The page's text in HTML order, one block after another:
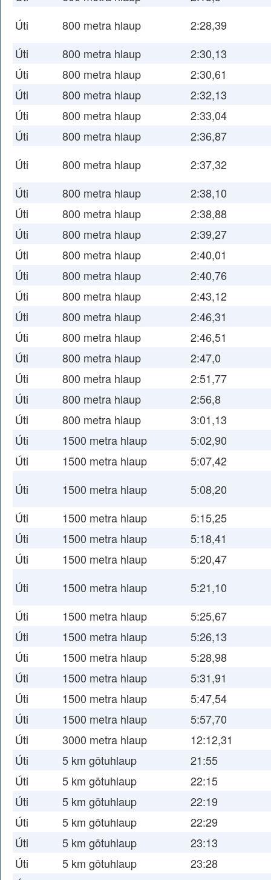
Úti
800 metra hlaup
2:28,39
Úti
800 metra hlaup
2:30,13
Úti
800 metra hlaup
2:30,61
Úti
800 metra hlaup
2:32,13
Úti
800 metra hlaup
2:33,04
Úti
800 metra hlaup
2:36,87
Úti
800 metra hlaup
2:37,32
Úti
800 metra hlaup
2:38,10
Úti
800 metra hlaup
2:38,88
Úti
800 metra hlaup
2:39,27
Úti
800 metra hlaup
2:40,01
Úti
800 metra hlaup
2:40,76
Úti
800 metra hlaup
2:43,12
Úti
800 metra hlaup
2:46,31
Úti
800 metra hlaup
2:46,51
Úti
800 metra hlaup
2:47,0
Úti
800 metra hlaup
2:51,77
Úti
800 metra hlaup
2:56,8
Úti
800 metra hlaup
3:01,13
Úti
1500 metra hlaup
5:02,90
Úti
1500 metra hlaup
5:07,42
Úti
1500 metra hlaup
5:08,20
Úti
1500 metra hlaup
5:15,25
Úti
1500 metra hlaup
5:18,41
Úti
1500 metra hlaup
5:20,47
Úti
1500 metra hlaup
5:21,10
Úti
1500 metra hlaup
5:25,67
Úti
1500 metra hlaup
5:26,13
Úti
1500 metra hlaup
5:28,98
Úti
1500 metra hlaup
5:31,91
Úti
1500 metra hlaup
5:47,54
Úti
1500 metra hlaup
5:57,70
Úti
3000 metra hlaup
12:12,31
Úti
5 km götuhlaup
21:55
Úti
5 km götuhlaup
22:15
Úti
5 km götuhlaup
22:19
Úti
5 km götuhlaup
22:29
Úti
5 km götuhlaup
23:13
Úti
5 km götuhlaup
23:28